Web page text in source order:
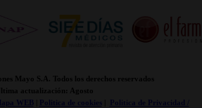
Mayo S.A. Todos los derechos reservados
actualización: Agosto
WEB| Politica de cookies|
Politica de Privacidad /